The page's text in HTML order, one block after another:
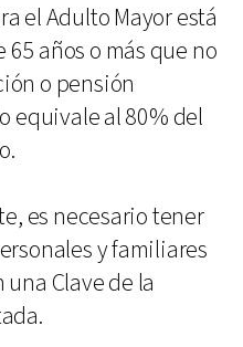
el Adulto Mayor está
años o más que no
o pensión
equivale al 80% del
es necesario tener
y familiares
una Clave de la